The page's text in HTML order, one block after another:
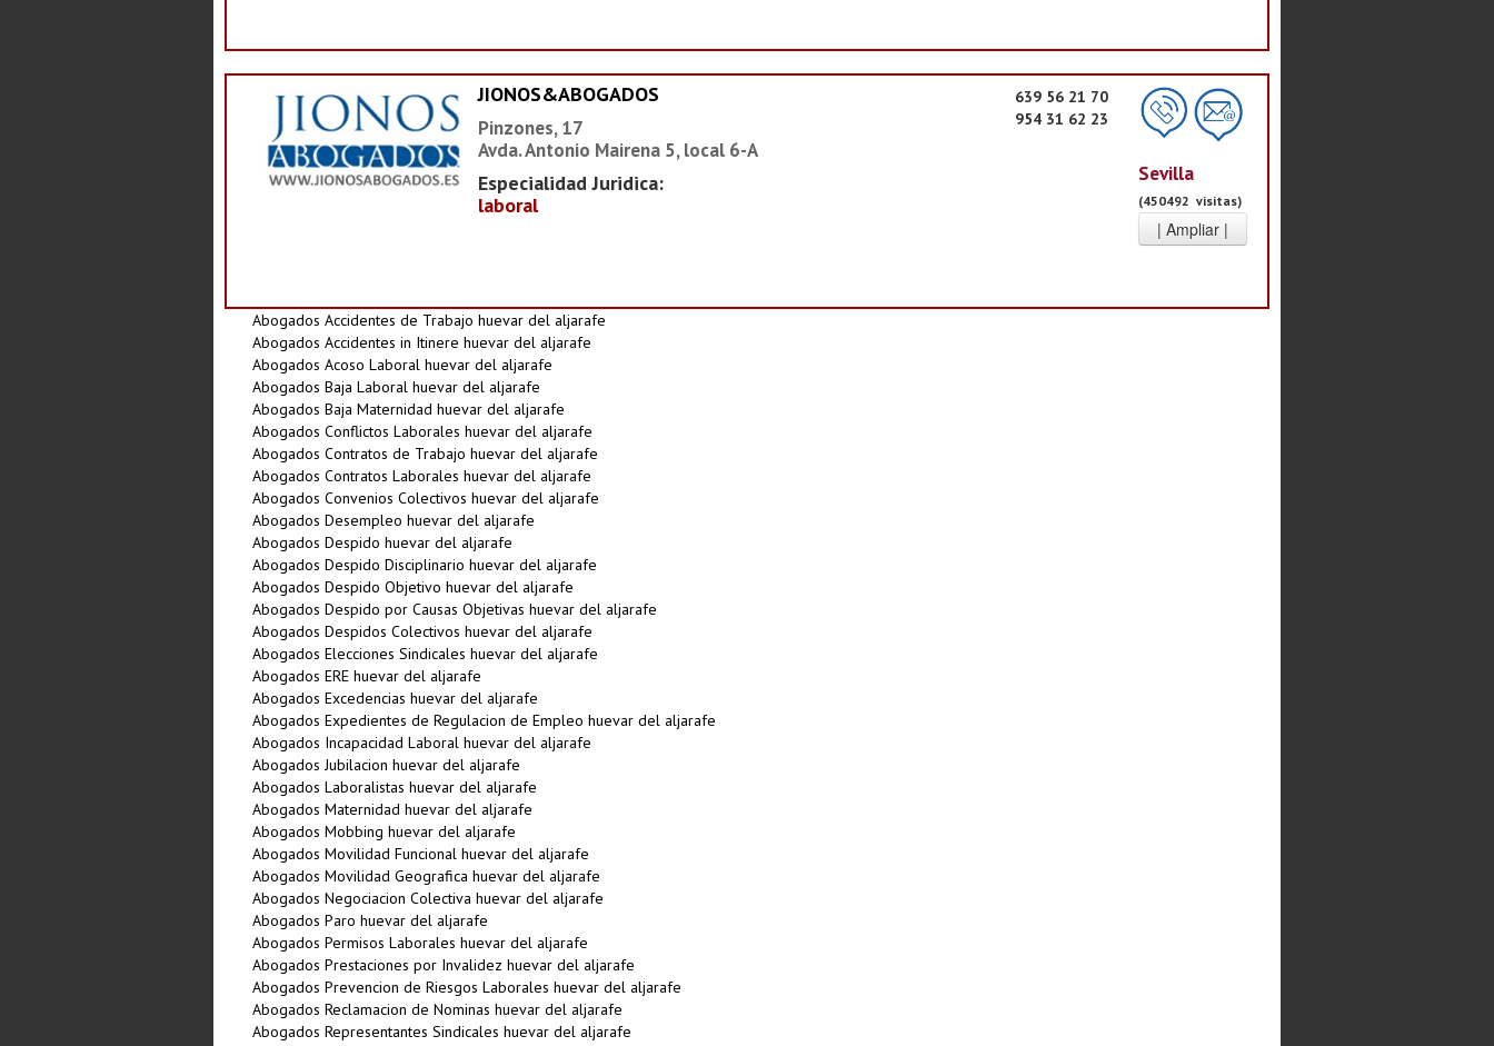
JIONOS&ABOGADOS
Pinzones, 17
Avda. Antonio Mairena 5, local 6-A
Especialidad Juridica:
laboral
639 56 21 70
954 31 62 23
Sevilla
(450492 visitas)
Abogados Accidentes de Trabajo huevar del aljarafe
Abogados Accidentes in Itinere huevar del aljarafe
Abogados Acoso Laboral huevar del aljarafe
Abogados Baja Laboral huevar del aljarafe
Abogados Baja Maternidad huevar del aljarafe
Abogados Conflictos Laborales huevar del aljarafe
Abogados Contratos de Trabajo huevar del aljarafe
Abogados Contratos Laborales huevar del aljarafe
Abogados Convenios Colectivos huevar del aljarafe
Abogados Desempleo huevar del aljarafe
Abogados Despido huevar del aljarafe
Abogados Despido Disciplinario huevar del aljarafe
Abogados Despido Objetivo huevar del aljarafe
Abogados Despido por Causas Objetivas huevar del aljarafe
Abogados Despidos Colectivos huevar del aljarafe
Abogados Elecciones Sindicales huevar del aljarafe
Abogados ERE huevar del aljarafe
Abogados Excedencias huevar del aljarafe
Abogados Expedientes de Regulacion de Empleo huevar del aljarafe
Abogados Incapacidad Laboral huevar del aljarafe
Abogados Jubilacion huevar del aljarafe
Abogados Laboralistas huevar del aljarafe
Abogados Maternidad huevar del aljarafe
Abogados Mobbing huevar del aljarafe
Abogados Movilidad Funcional huevar del aljarafe
Abogados Movilidad Geografica huevar del aljarafe
Abogados Negociacion Colectiva huevar del aljarafe
Abogados Paro huevar del aljarafe
Abogados Permisos Laborales huevar del aljarafe
Abogados Prestaciones por Invalidez huevar del aljarafe
Abogados Prevencion de Riesgos Laborales huevar del aljarafe
Abogados Reclamacion de Nominas huevar del aljarafe
Abogados Representantes Sindicales huevar del aljarafe